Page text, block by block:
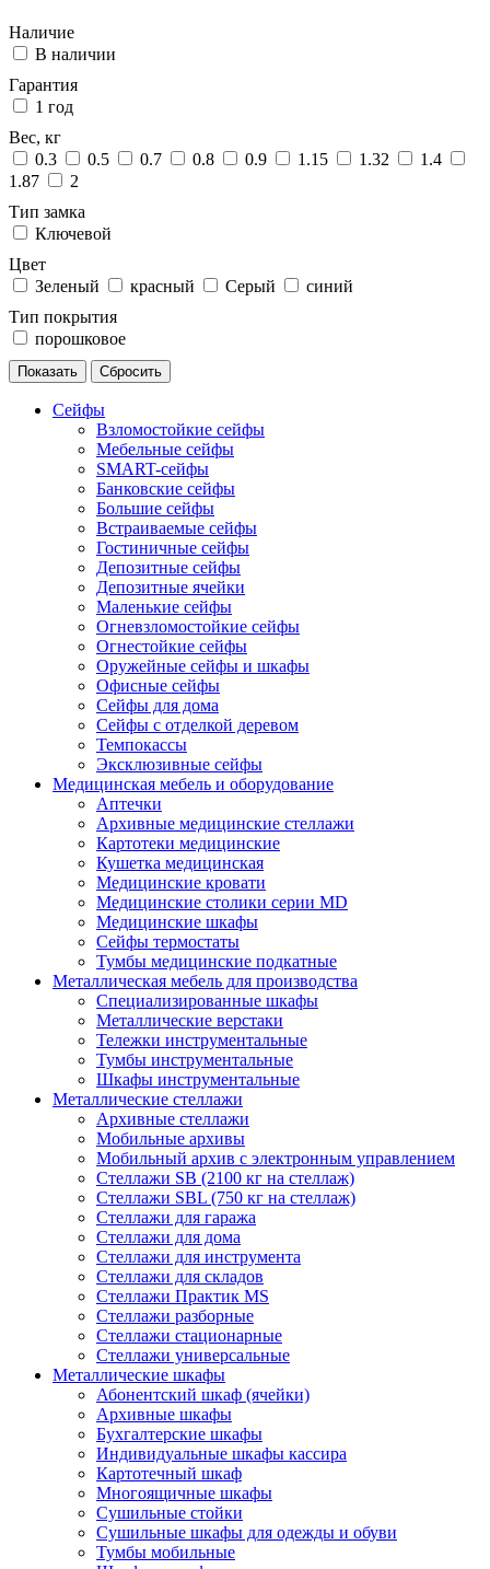
Наличие
В наличии
Гарантия
1 год
Вес, кг
0.3
0.5 0.7 0.8 0.9 1.15 1.32
1.4
1.87
2
Тип замка
Ключевой
Цвет
Зеленый
красный Серый
синий
Тип покрытия
порошковое
Сейфы
Взломостойкие сейфы
Мебельные сейфы
SMART-сейфы
Банковские сейфы
Большие сейфы
Встраиваемые сейфы
Гостиничные сейфы
Депозитные сейфы
Депозитные ячейки
Маленькие сейфы
Огневзломостойкие сейфы
Огнестойкие сейфы
Оружейные сейфы и шкафы
Офисные сейфы
Сейфы для дома
Сейфы с отделкой деревом
Темпокассы
Эксклюзивные сейфы
Медицинская мебель и оборудование
Аптечки
Архивные медицинские стеллажи
Картотеки медицинские
Кушетка медицинская
Медицинские кровати
Медицинские столики серии MD
Медицинские шкафы
Сейфы термостаты
Тумбы медицинские подкатные
Металлическая мебель для производства
Cпециализированные шкафы
Металлические верстаки
Тележки инструментальные
Тумбы инструментальные
Шкафы инструментальные
Металлические стеллажи
Архивные стеллажи
Мобильные архивы
Мобильный архив с электронным управлением
Стеллажи SB (2100 кг на стеллаж)
Стеллажи SBL (750 кг на стеллаж)
Стеллажи для гаража
Стеллажи для дома
Стеллажи для инструмента
Стеллажи для складов
Стеллажи Практик MS
Стеллажи разборные
Стеллажи стационарные
Стеллажи универсальные
Металлические шкафы
Абонентский шкаф (ячейки)
Архивные шкафы
Бухгалтерские шкафы
Индивидуальные шкафы кассира
Картотечный шкаф
Многоящичные шкафы
Сушильные стойки
Сушильные шкафы для одежды и обуви
Тумбы мобильные